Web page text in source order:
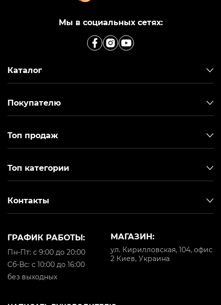
Мы в социальных сетях:
Каталог
Покупателю
Топ продаж
Топ категории
Контакты
МАГАЗИН:
ул. Кирилловская, 104, офис
2 Киев, Украина
ГРАФИК РАБОТЫ:
Пн-Пт: с 9:00 до 20:00
Cб-Вс: с 10:00 до 16:00
без выходных